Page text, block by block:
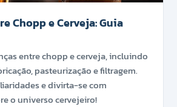
Chopp e Cerveja: Guia
entre chopp e cerveja, incluindo
pasteurização e filtragem.
e divirta-se com
o universo cervejeiro!